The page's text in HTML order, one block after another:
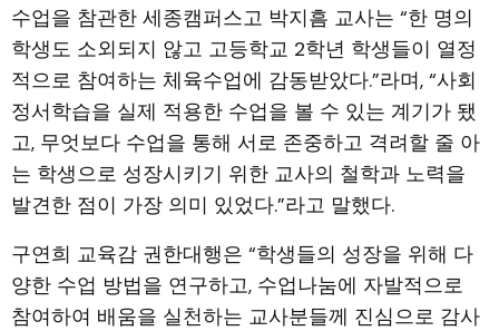
수업을 참관한 세종캠퍼스고 박지흠 교사는 “한 명의
학생도 소외되지 않고 고등학교 2학년 학생들이 열정
적으로 참여하는 체육수업에 감동받았다.”라며, “사회
정서학습을 실제 적용한 수업을 볼 수 있는 계기가 됐
고, 무엇보다 수업을 통해 서로 존중하고 격려할 줄 아
는 학생으로 성장시키기 위한 교사의 철학과 노력을
발견한 점이 가장 의미 있었다.”라고 말했다.
구연희 교육감 권한대행은 “학생들의 성장을 위해 다
양한 수업 방법을 연구하고, 수업나눔에 자발적으로
참여하여 배움을 실천하는 교사분들께 진심으로 감사